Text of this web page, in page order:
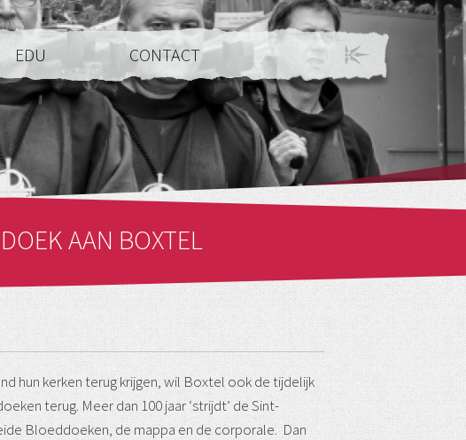
EDU CONTACT
AAN BOXTEL
hun kerken terug krijgen, wil Boxtel ook de tijdelijk
terug. Meer dan 100 jaar ‘strijdt’ de Sint-
Bloeddoeken, de mappa en de corporale. Dan